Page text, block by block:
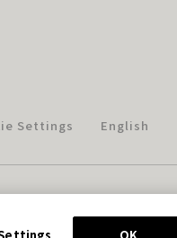
Settings English
OK